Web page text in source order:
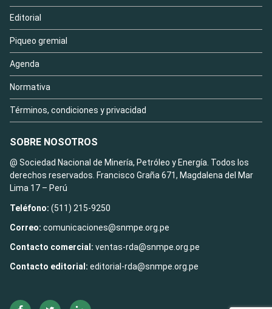
Editorial
Piqueo gremial
Agenda
Normativa
Términos, condiciones y privacidad
SOBRE NOSOTROS
@ Sociedad Nacional de Minería, Petróleo y Energía. Todos los
derechos reservados. Francisco Graña 671, Magdalena del Mar
Lima 17 – Perú
Teléfono: (511) 215-9250
Correo: comunicaciones@snmpe.org.pe
Contacto comercial: ventas-rda@snmpe.org.pe
Contacto editorial: editorial-rda@snmpe.org.pe